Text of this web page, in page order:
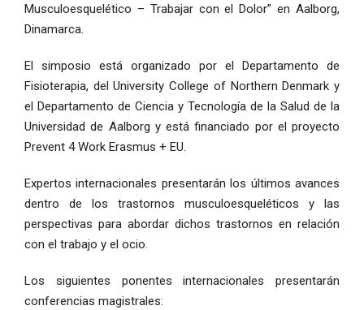
Musculoesquelético – Trabajar con el Dolor” en Aalborg,
Dinamarca.
El simposio está organizado por el Departamento de
Fisioterapia, del University College of Northern Denmark y
el Departamento de Ciencia y Tecnología de la Salud de la
Universidad de Aalborg y está financiado por el proyecto
Prevent 4 Work Erasmus + EU.
Expertos internacionales presentarán los últimos avances
dentro de los trastornos musculoesqueléticos y las
perspectivas para abordar dichos trastornos en relación
con el trabajo y el ocio.
Los siguientes ponentes internacionales presentarán
conferencias magistrales: